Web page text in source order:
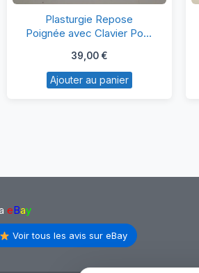
Plasturgie
Repose
Poignée
Clavier
Plasturgie Repose
Poignée avec Clavier Pour
39,00 €
Ajouter au panier
eBay
Voir tous les avis sur eBay